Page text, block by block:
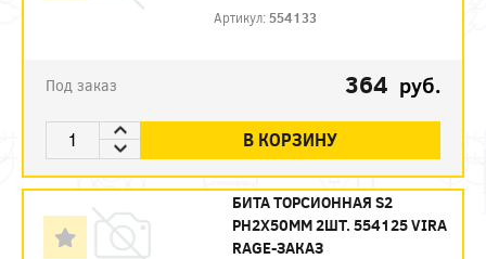
Артикул: 554133
Под заказ 364 руб.
В КОРЗИНУ
БИТА ТОРСИОННАЯ S2
PH2X50ММ 2ШТ. 554125 VIRA
RAGE-ЗАКАЗ